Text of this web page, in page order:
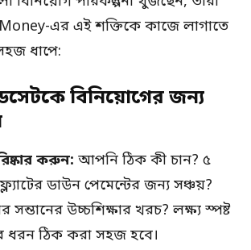
এর এই শক্তিকে কাজে লাগাতে
ধাপে:
বিনিয়োগের জন্য
করুন: আপনি ঠিক কী চান? ৫
ডাউন পেমেন্টের জন্য সঞ্চয়?
উচ্চশিক্ষার খরচ? লক্ষ্য স্পষ্ট
ধরন ঠিক করা সহজ হবে।